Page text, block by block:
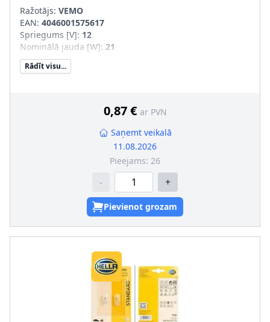
Ražotājs: VEMO
EAN: 4046001575617
Spriegums [V]: 12
Nominālā jauda [W]: 21
Uzstādīšanas puse
Masa [kg]:0,009
Kvēlspuldzes cokola konstrukcija: BAU15s
Rādīt visu...
0,87 € ar PVN
Saņemt veikalā
11.08.2026
Pieejams: 26
- +
Pievienot grozam